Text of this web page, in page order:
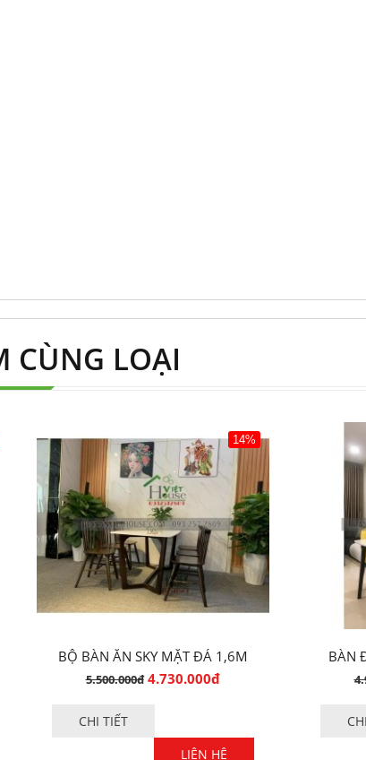
CÙNG LOẠI
14%
BỘ BÀN ĂN SKY MẶT ĐÁ 1,6M
SANG TRỌNG
5.500.000đ 4.730.000đ
CHI TIẾT
LIÊN HỆ
BÀN